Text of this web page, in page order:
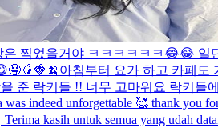
은 찍었을거야 ㅋㅋㅋㅋㅋㅋ😂😂
아침부터 요가 하고 카페도
준 락키들 !! 너무 고마워요 락키
indeed unforgettable 🥰 thank you
kasih untuk semua yang udah